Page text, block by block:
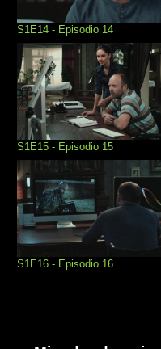
S1E14 - Episodio 14
S1E15 - Episodio 15
S1E16 - Episodio 16